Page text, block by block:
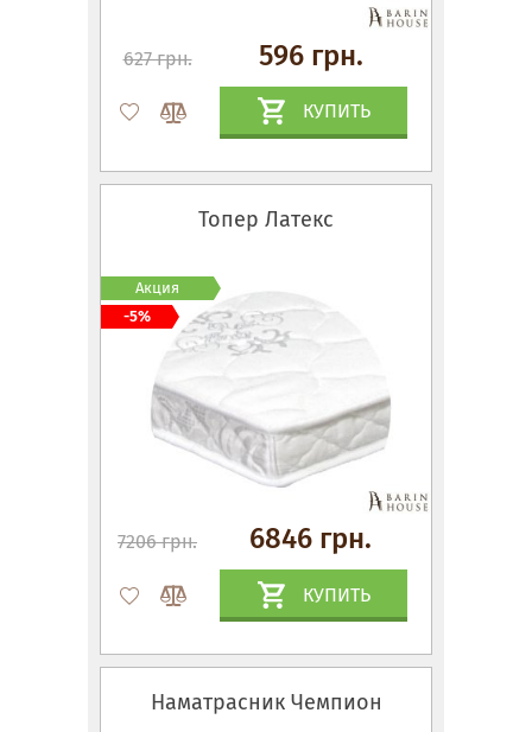
627 грн. 596 грн.
КУПИТЬ
Топер Латекс
7206 грн. 6846 грн.
КУПИТЬ
Акция
-5%
Наматрасник Чемпион